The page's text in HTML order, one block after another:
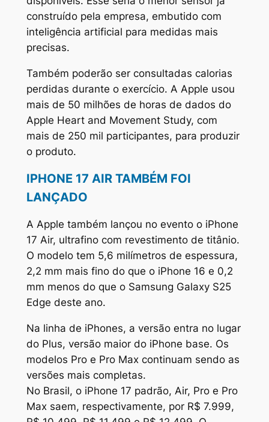
construído pela empresa, embutido com
inteligência artificial para medidas mais
precisas.
Também poderão ser consultadas calorias
perdidas durante o exercício. A Apple usou
mais de 50 milhões de horas de dados do
Apple Heart and Movement Study, com
mais de 250 mil participantes, para produzir
o produto.
IPHONE 17 AIR TAMBÉM FOI
LANÇADO
A Apple também lançou no evento o iPhone
17 Air, ultrafino com revestimento de titânio.
O modelo tem 5,6 milímetros de espessura,
2,2 mm mais fino do que o iPhone 16 e 0,2
mm menos do que o Samsung Galaxy S25
Edge deste ano.
Na linha de iPhones, a versão entra no lugar
do Plus, versão maior do iPhone base. Os
modelos Pro e Pro Max continuam sendo as
versões mais completas.
No Brasil, o iPhone 17 padrão, Air, Pro e Pro
Max saem, respectivamente, por R$ 7.999,